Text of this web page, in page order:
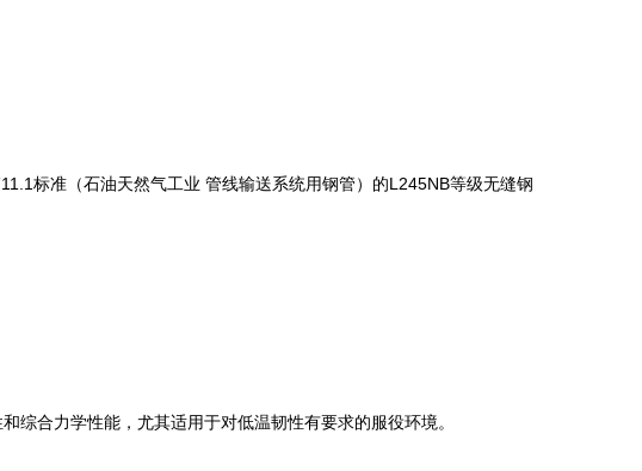
标准（石油天然气工业 管线输送系统用钢管）的L245NB等级无缝钢
综合力学性能，尤其适用于对低温韧性有要求的服役环境。